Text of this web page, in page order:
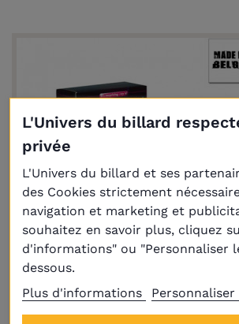
LivraisonPlus
L'Univers du billard
privée
L'Univers du billard et ses
des Cookies strictement
navigation et marketing et
souhaitez en savoir plus, cliquez
d'informations" ou "Personnaliser
dessous.
Plus d'informations